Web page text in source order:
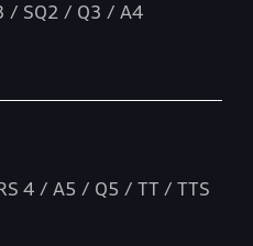
/ SQ2 / Q3 / A4
4 / A5 / Q5 / TT / TTS